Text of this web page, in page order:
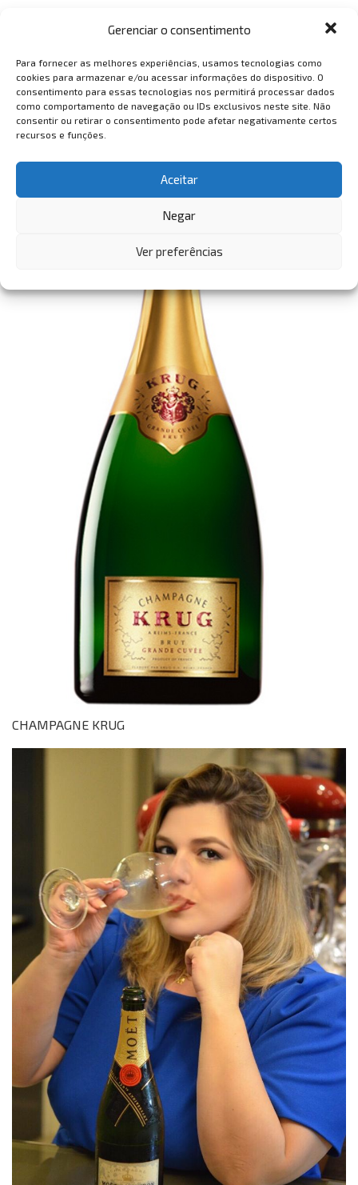
Gerenciar o consentimento
Para fornecer as melhores experiências, usamos tecnologias como
cookies para armazenar e/ou acessar informações do dispositivo. O
consentimento para essas tecnologias nos permitirá processar dados
como comportamento de navegação ou IDs exclusivos neste site. Não
consentir ou retirar o consentimento pode afetar negativamente certos
recursos e funções.
Aceitar
Negar
Ver preferências
CHAMPAGNE LANSON
CHAMPAGNE KRUG